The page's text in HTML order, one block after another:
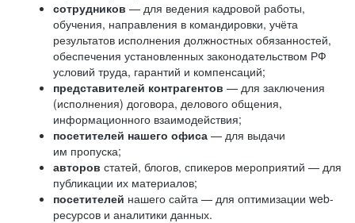
сотрудников — для ведения кадровой работы,
обучения, направления в командировки, учёта
результатов исполнения должностных обязанностей,
обеспечения установленных законодательством РФ
условий труда, гарантий и компенсаций;
представителей контрагентов — для заключения
(исполнения) договора, делового общения,
информационного взаимодействия;
посетителей нашего офиса — для выдачи
им пропуска;
авторов статей, блогов, спикеров мероприятий — для
публикации их материалов;
посетителей нашего сайта — для оптимизации web-
ресурсов и аналитики данных.